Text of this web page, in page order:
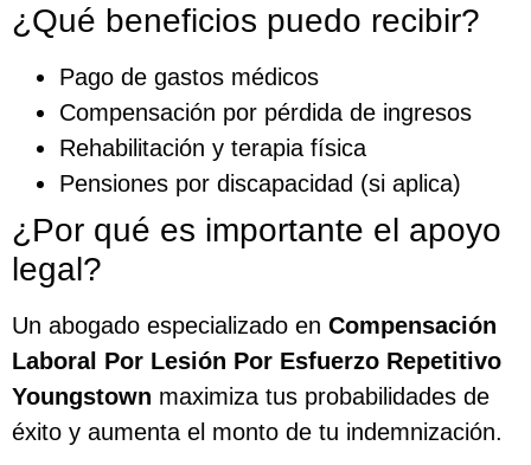
¿Qué beneficios puedo recibir?
Pago de gastos médicos
Compensación por pérdida de ingresos
Rehabilitación y terapia física
Pensiones por discapacidad (si aplica)
¿Por qué es importante el apoyo
legal?
Un abogado especializado en Compensación
Laboral Por Lesión Por Esfuerzo Repetitivo
Youngstown maximiza tus probabilidades de
éxito y aumenta el monto de tu indemnización.